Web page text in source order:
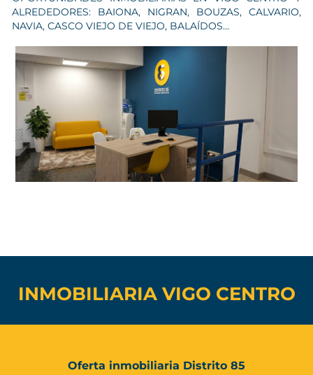
ALREDEDORES: BAIONA, NIGRAN, BOUZAS, CALVARIO,
NAVIA, CASCO VIEJO DE VIEJO, BALAÍDOS...
INMOBILIARIA VIGO CENTRO
Oferta inmobiliaria Distrito 85